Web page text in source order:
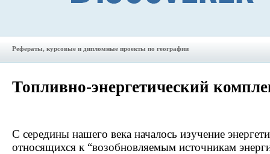
Рефераты, курсовые и дипломные проекты по географии
Топливно-энергетический
С середины нашего века началось изучение
относящихся к “возобновляемым источникам